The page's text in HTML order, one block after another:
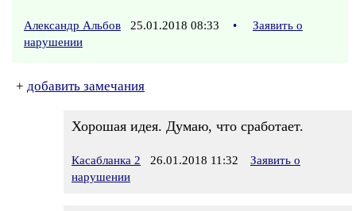
Александр Альбов 25.01.2018 08:33 •
Заявить о
нарушении
+ добавить замечания
Хорошая идея. Думаю, что сработает.
Касабланка 2 26.01.2018 11:32
Заявить о
нарушении